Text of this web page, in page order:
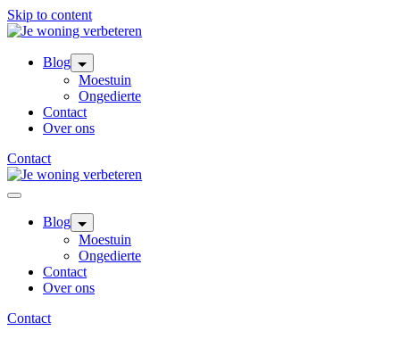
Skip to content
Blog
Moestuin
Ongedierte
Contact
Over ons
Contact
Blog
Moestuin
Ongedierte
Contact
Over ons
Contact